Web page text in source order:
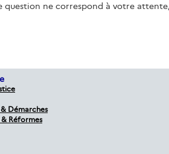
question ne correspond à votre
Démarches
& Réformes